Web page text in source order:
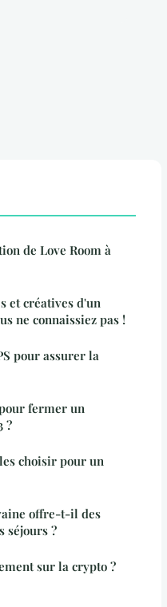
de Love Room à
et créatives d'un
ne connaissiez pas !
pour assurer la
fermer un
?
choisir pour un
offre-t-il des
séjours ?
sur la crypto ?